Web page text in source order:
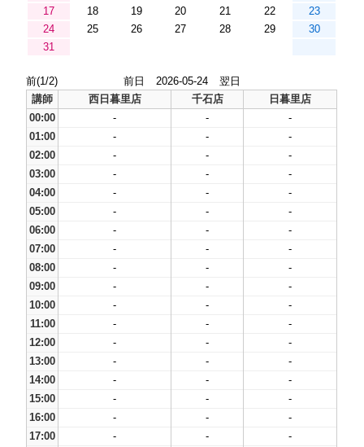
17
18 19 20 21 22
23
24
25 26 27 28 29
30
31
前(1/2) 前日 2026-05-24
翌日
講師
西日暮里店 千石店
日暮里店
00:00
- -
-
01:00
- -
-
02:00
- -
-
03:00
- -
-
04:00
- -
-
05:00
- -
-
06:00
- -
-
07:00
- -
-
08:00
- -
-
09:00
- -
-
10:00
- -
-
11:00
- -
-
12:00
- -
-
13:00
- -
-
14:00
- -
-
15:00
- -
-
16:00
- -
-
17:00
- -
-